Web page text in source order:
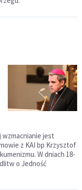
wzmacnianie jest
z KAI bp Krzysztof
W dniach 18-
o Jedność